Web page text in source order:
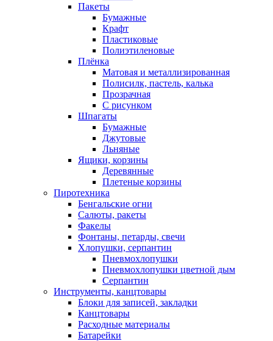
Пакеты
Бумажные
Крафт
Пластиковые
Полиэтиленовые
Плёнка
Матовая и металлизированная
Полисилк, пастель, калька
Прозрачная
С рисунком
Шпагаты
Бумажные
Джутовые
Льняные
Ящики, корзины
Деревянные
Плетеные корзины
Пиротехника
Бенгальские огни
Салюты, ракеты
Факелы
Фонтаны, петарды, свечи
Хлопушки, серпантин
Пневмохлопушки
Пневмохлопушки цветной дым
Серпантин
Инструменты, канцтовары
Блоки для записей, закладки
Канцтовары
Расходные материалы
Батарейки